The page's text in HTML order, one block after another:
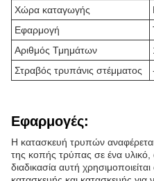
Χώρα καταγωγής
Εφαρμογή
Αριθμός Τμημάτων
Στραβός τρυπάνις στέμματος
Εφαρμογές:
Η κατασκευή τρυπών
της κοπής τρύπας σε ένα
διαδικασία αυτή